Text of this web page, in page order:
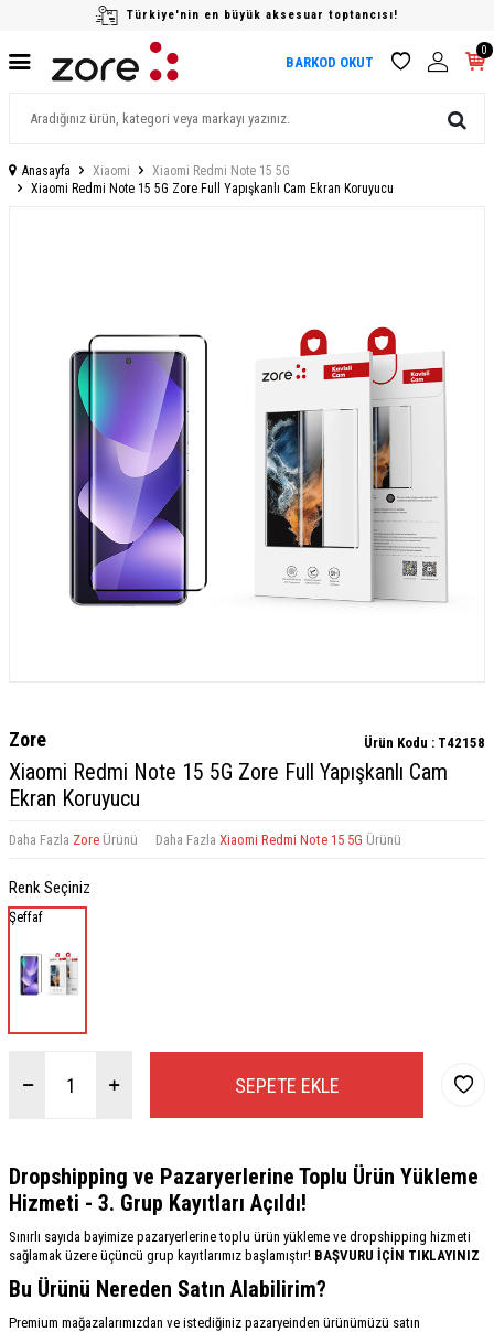
Türkiye'nin en büyük aksesuar toptancısı!
BARKOD OKUT
0
Anasayfa Xiaomi
Xiaomi Redmi Note 15 5G
Xiaomi Redmi Note 15 5G Zore Full Yapışkanlı Cam Ekran Koruyucu
Zore Ürün Kodu : T42158
Xiaomi Redmi Note 15 5G Zore Full Yapışkanlı Cam
Ekran Koruyucu
Daha Fazla Zore Ürünü Daha Fazla Xiaomi Redmi Note 15 5G Ürünü
Renk Seçiniz
Şeffaf
SEPETE EKLE
Dropshipping ve Pazaryerlerine Toplu Ürün Yükleme
Hizmeti - 3. Grup Kayıtları Açıldı!
Sınırlı sayıda bayimize pazaryerlerine toplu ürün yükleme ve dropshipping hizmeti
sağlamak üzere üçüncü grup kayıtlarımız başlamıştır! BAŞVURU İÇİN TIKLAYINIZ
Bu Ürünü Nereden Satın Alabilirim?
Premium mağazalarımızdan ve istediğiniz pazaryeinden ürünümüzü satın